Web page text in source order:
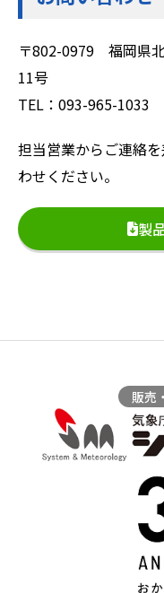
〒802-0979 福岡県
11号
TEL：093-965-1033
担当営業からご連絡
わせください。
製
販売